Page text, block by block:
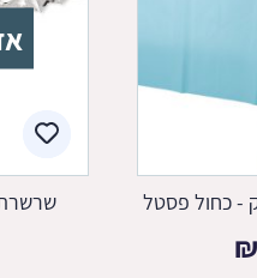
- כחול פסטל
₪
שרשרת